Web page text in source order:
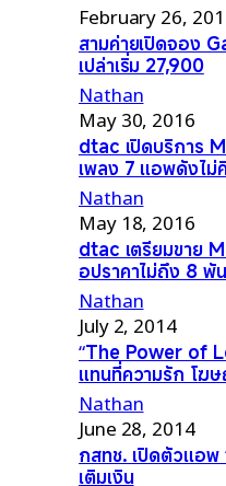
February 26,
สามค่ายเปิดจอง
เปล่าเริ่ม 27,900
Nathan
May 30, 2016
dtac เปิดบริการ
เพลง 7 แอพดังไม่
Nathan
May 18, 2016
dtac เตรียมขาย
อปราคาไม่ถึง 8 พั
Nathan
July 2, 2014
“The Power of
แทนที่ความรัก โฆ
Nathan
June 28, 2014
กสทช. เปิดตัวแอพ
เติมเงิน